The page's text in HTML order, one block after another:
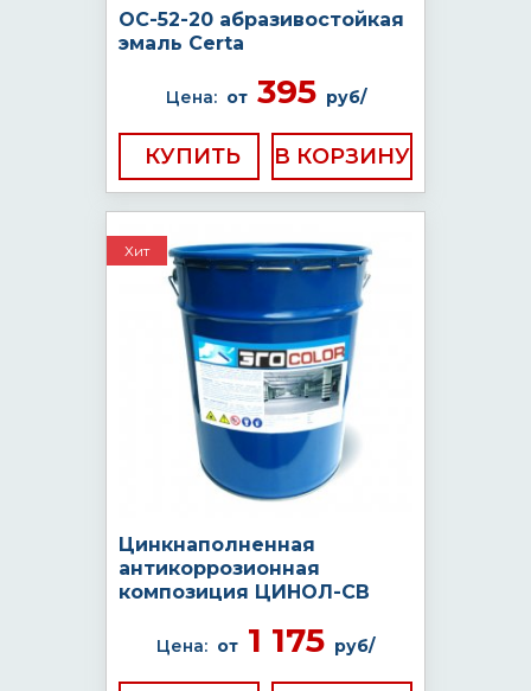
ОС-52-20 абразивостойкая
эмаль Certa
Цена: от395 руб/
КУПИТЬ
Хит
Цинкнаполненная
антикоррозионная
композиция ЦИНОЛ-СВ
Цена: от 1 175 руб/